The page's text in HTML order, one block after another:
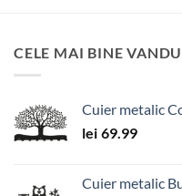
CELE MAI BINE
Cuier metalic
lei 69.99
Cuier metalic